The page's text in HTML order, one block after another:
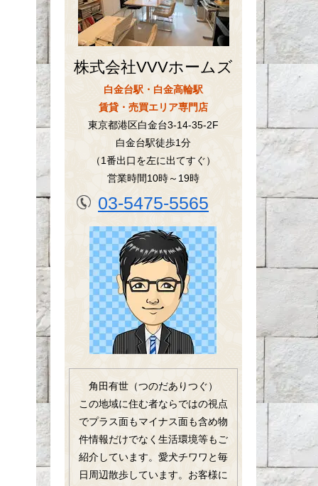
株式会社VVVホームズ
白金台駅・白金高輪駅
賃貸・売買エリア専門店
東京都港区白金台3-14-35-2F
白金台駅徒歩1分
（1番出口を左に出てすぐ）
営業時間10時～19時
03-5475-5565
角田有世（つのだありつぐ）
この地域に住む者ならではの視点
でプラス面もマイナス面も含め物
件情報だけでなく生活環境等もご
紹介しています。愛犬チワワと毎
日周辺散歩しています。お客様に